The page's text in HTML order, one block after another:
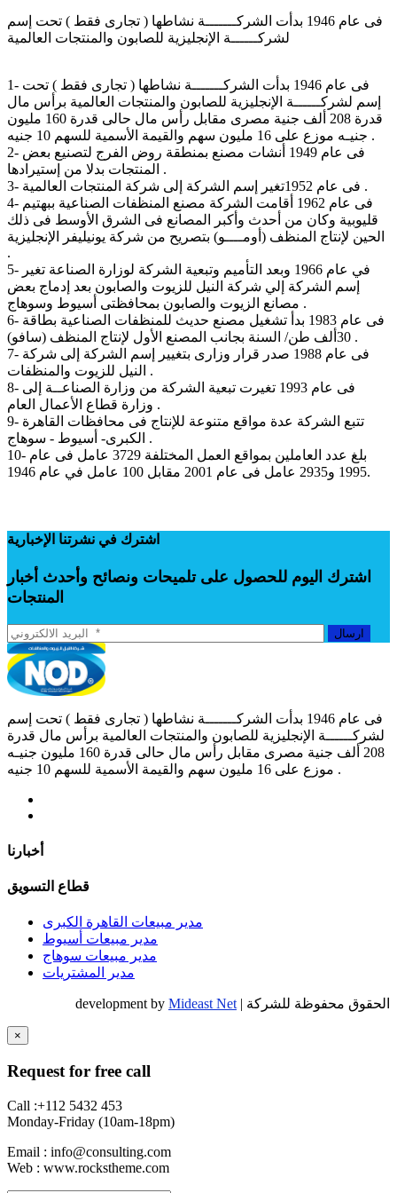
فى عام 1946 بدأت الشركـــــــة نشاطها ( تجارى فقط ) تحت إسم
لشركــــــة الإنجليزية للصابون والمنتجات العالمية
1- فى عام 1946 بدأت الشركـــــــة نشاطها ( تجارى فقط ) تحت
إسم لشركــــــة الإنجليزية للصابون والمنتجات العالمية برأس مال
قدرة 208 ألف جنية مصرى مقابل رأس مال حالى قدرة 160 مليون
جنيـه موزع على 16 مليون سهم والقيمة الأسمية للسهم 10 جنيه .
2- فى عام 1949 أنشات مصنع بمنطقة روض الفرج لتصنيع بعض
المنتجات بدلا من إستيرادها .
3- فى عام 1952تغير إسم الشركة إلى شركة المنتجات العالمية .
4- فى عام 1962 أقامت الشركة مصنع المنظفات الصناعية ببهتيم
قليوبية وكان من أحدث وأكبر المصانع فى الشرق الأوسط فى ذلك
الحين لإنتاج المنظف (أومــــو) بتصريح من شركة يونيليفر الإنجليزية
.
5- في عام 1966 وبعد التأميم وتبعية الشركة لوزارة الصناعة تغير
إسم الشركة إلي شركة النيل للزيوت والصابون بعد إدماج بعض
مصانع الزيوت والصابون بمحافظتى أسيوط وسوهاج .
6- فى عام 1983 بدأ تشغيل مصنع حديث للمنظفات الصناعية بطاقة
30ألف طن/ السنة بجانب المصنع الأول لإنتاج المنظف (سافو) .
7- فى عام 1988 صدر قرار وزارى بتغيير إسم الشركة إلى شركة
النيل للزيوت والمنظفات .
8- فى عام 1993 تغيرت تبعية الشركة من وزارة الصناعــة إلى
وزارة قطاع الأعمال العام .
9- تتبع الشركة عدة مواقع متنوعة للإنتاج فى محافظات القاهرة
الكبرى- أسيوط - سوهاج .
10- بلغ عدد العاملين بمواقع العمل المختلفة 3729 عامل فى عام
1995 و2935 عامل فى عام 2001 مقابل 100 عامل في عام 1946.
اشترك في نشرتنا الإخبارية
اشترك اليوم للحصول على تلميحات ونصائح وأحدث أخبار
المنتجات
ارسال
فى عام 1946 بدأت الشركـــــــة نشاطها ( تجارى فقط ) تحت إسم
لشركــــــة الإنجليزية للصابون والمنتجات العالمية برأس مال قدرة
208 ألف جنية مصرى مقابل رأس مال حالى قدرة 160 مليون جنيـه
موزع على 16 مليون سهم والقيمة الأسمية للسهم 10 جنيه .
أخبارنا
قطاع التسويق
مدير مبيعات القاهرة الكبرى
مدير مبيعات أسيوط
مدير مبيعات سوهاج
مدير المشتريات
الحقوق محفوظة للشركة | development by Mideast Net
×
Request for free call
Call :+112 5432 453
Monday-Friday (10am-18pm)
Email : info@consulting.com
Web : www.rockstheme.com